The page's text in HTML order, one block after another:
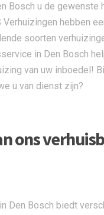
Bosch u de gewenste
hebben
soorten
in Den Bosch
van uw inboedel!
u van dienst zijn?
ons
Den Bosch biedt